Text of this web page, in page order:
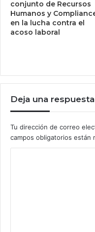
conjunto de Recursos
Humanos y
en la lucha contra el
acoso laboral
Deja una respuesta
Tu dirección de correo
campos obligatorios están